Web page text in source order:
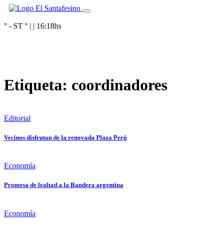
° - ST ° | | 16:18hs
Etiqueta: coordinadores
Editorial
Vecinos disfrutan de la renovada Plaza Perú
Economía
Promesa de lealtad a la Bandera argentina
Economía